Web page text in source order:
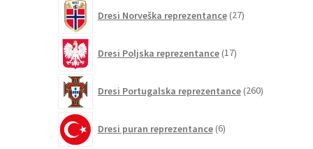
Dresi Norveška reprezentance 27izdelkov
Dresi Poljska reprezentance 17izdelkov
Dresi Portugalska reprezentance 260izdelkov
Dresi puran reprezentance 6izdelkov